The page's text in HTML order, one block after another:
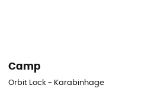
Camp
Orbit Lock - Karabinhage